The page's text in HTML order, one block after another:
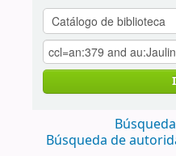
Búsqueda de